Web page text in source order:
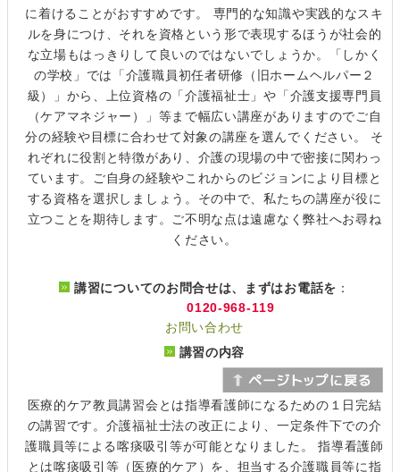
に着けることがおすすめです。 専門的な知識や実践的なスキ
ルを身につけ、それを資格という形で表現するほうが社会的
な立場もはっきりして良いのではないでしょうか。「しかく
の学校」では「介護職員初任者研修（旧ホームヘルパー２
級）」から、上位資格の「介護福祉士」や「介護支援専門員
（ケアマネジャー）」等まで幅広い講座がありますのでご自
分の経験や目標に合わせて対象の講座を選んでください。 そ
れぞれに役割と特徴があり、介護の現場の中で密接に関わっ
ています。ご自身の経験やこれからのビジョンにより目標と
する資格を選択しましょう。その中で、私たちの講座が役に
立つことを期待します。ご不明な点は遠慮なく弊社へお尋ね
ください。
講習についてのお問合せは、まずはお電話を ：
0120-968-119
お問い合わせ
講習の内容
医療的ケア教員講習会とは指導看護師になるための１日完結
の講習です。介護福祉士法の改正により、一定条件下での介
護職員等による喀痰吸引等が可能となりました。 指導看護師
とは喀痰吸引等（医療的ケア）を、担当する介護職員等に指